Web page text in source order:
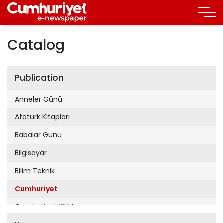
Catalog
Publication
Anneler Günü
Atatürk Kitapları
Babalar Günü
Bilgisayar
Bilim Teknik
Cumhuriyet
Cumhuriyet 19 Mayıs